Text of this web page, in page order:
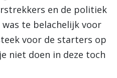
en de politiek
te belachelijk voor
voor de starters op
niet doen in deze toch